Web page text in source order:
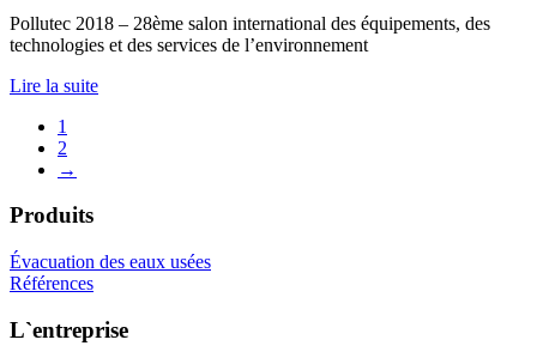
Pollutec 2018 – 28ème salon international des équipements, des
technologies et des services de l’environnement
Lire la suite
1
2
→
Produits
Évacuation des eaux usées
Références
L`entreprise